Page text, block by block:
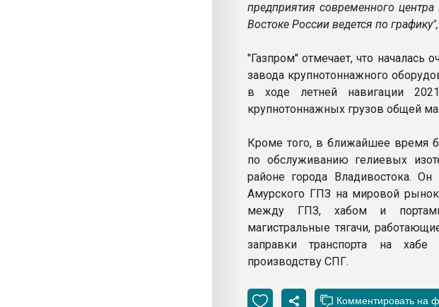
предприятия современного
Востоке России ведется по
"Газпром" отмечает, что началась
завода крупнотоннажного
в ходе летней навигации
крупнотоннажных грузов общей
Кроме того, в ближайшее время
по обслуживанию гелиевых
районе города Владивостока.
Амурского ГПЗ на мировой
между ГПЗ, хабом и
магистральные тягачи,
заправки транспорта на хабе
производству СПГ.